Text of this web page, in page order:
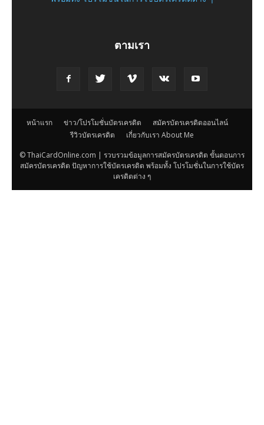
ตามเรา
หน้าแรก ข่าว/โปรโมชั่นบัตรเครดิต
สมัครบัตรเครดิตออนไลน์
รีวิวบัตรเครดิต
เกี่ยวกับเรา About Me
© ThaiCardOnline.com | รวบรวมข้อมูลการสมัครบัตรเครดิต ขั้นตอนการ
สมัครบัตรเครดิต ปัญหาการใช้บัตรเครดิต พร้อมทั้ง โปรโมชั่นในการใช้บัตร
เครดิตต่าง ๆ